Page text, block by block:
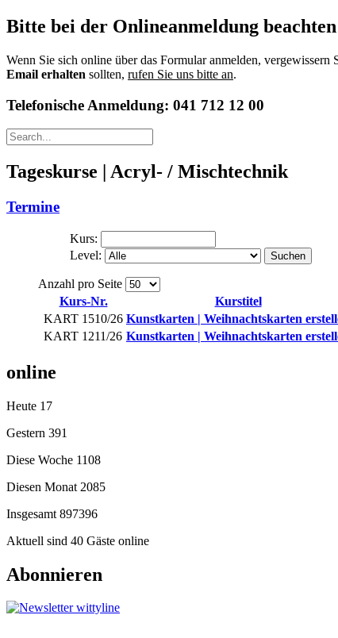
Bitte bei der Onlineanmeldung beachten
Wenn Sie sich online über das Formular anmelden, vergewissern
Email erhalten sollten, rufen Sie uns bitte an.
Telefonische Anmeldung: 041 712 12 00
Tageskurse | Acryl- / Mischtechnik
Termine
Kurs:
Level:
Suchen
Anzahl pro Seite
Kurs-Nr.
Kurstitel
KART 1510/26 Kunstkarten | Weihnachtskarten
KART 1211/26 Kunstkarten | Weihnachtskarten
online
Heute 17
Gestern 391
Diese Woche 1108
Diesen Monat 2085
Insgesamt 897396
Aktuell sind 40 Gäste online
Abonnieren